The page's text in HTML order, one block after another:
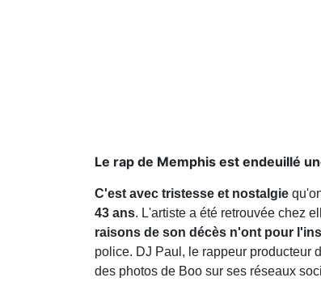
Le rap de Memphis est endeuillé
C'est avec tristesse et nostalgie
43 ans. L'artiste a été retrouvée chez
raisons de son décès n'ont pour
police. DJ Paul, le rappeur producteur
des photos de Boo sur ses réseaux